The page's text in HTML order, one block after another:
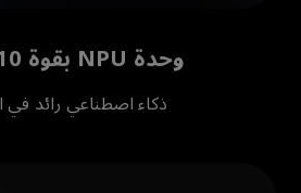
وحدة NPU بقوة 10 TOPS
ذكاء اصطناعي رائد في